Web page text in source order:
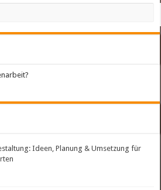
Ideen, Planung & Umsetzung für